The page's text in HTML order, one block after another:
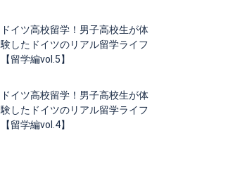
ドイツ高校留学！男子高校生が体
験したドイツのリアル留学ライフ
【留学編vol.5】
ドイツ高校留学！男子高校生が体
験したドイツのリアル留学ライフ
【留学編vol.4】